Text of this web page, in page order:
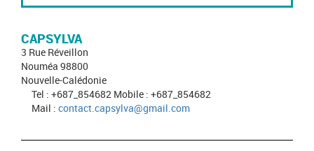
CAPSYLVA
3 Rue Réveillon
Nouméa 98800
Nouvelle-Calédonie
Tel : +687_854682 Mobile : +687_854682
Mail : contact.capsylva@gmail.com